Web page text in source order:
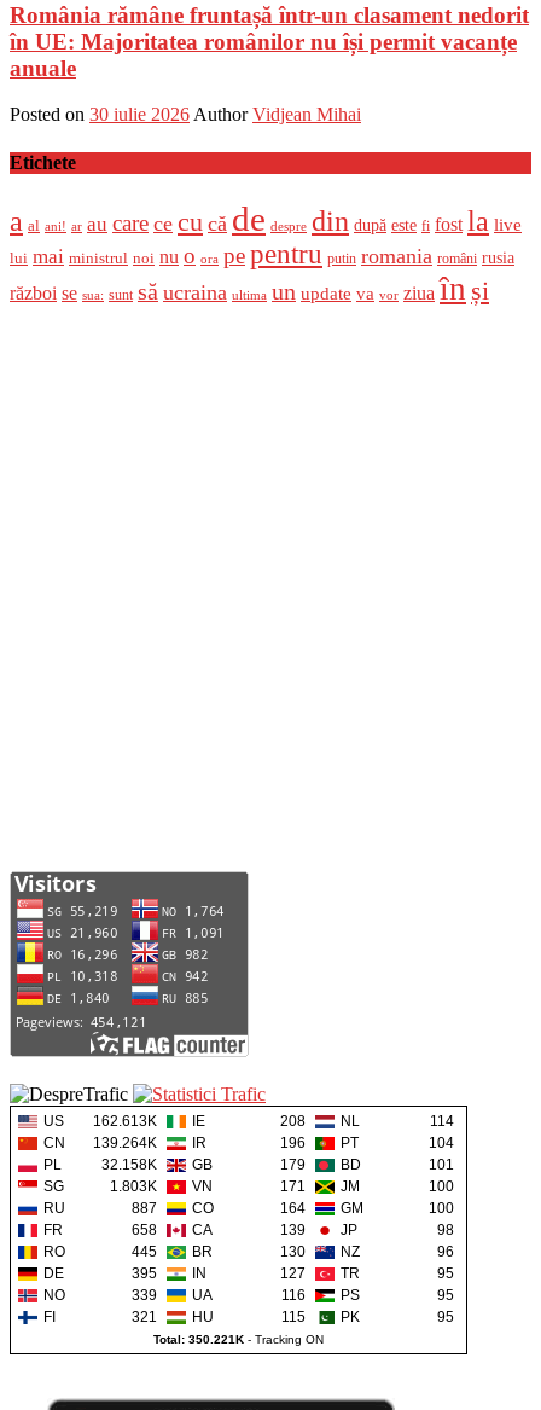
România rămâne fruntașă într-un clasament nedorit
în UE: Majoritatea românilor nu își permit vacanțe
anuale
Posted on 30 iulie 2026 Author Vidjean Mihai
Etichete
a al ani! ar au care ce cu că de despre din după este fi fost la live
lui mai ministrul noi nu o ora pepentru putin romania români rusia
război se sua: sunt să ucraina ultima un update va vor ziua în și
US 162.613K IE 208 NL
114
CN
139.264K IR 196 PT
104
PL
32.158K GB 179 BD
101
SG
1.803K VN 171 JM
100
RU
887 CO 164 GM
100
FR
658 CA 139 JP
98
RO
445 BR 130 NZ
96
DE
395 IN 127 TR
95
NO
339 UA 116 PS
95
FI
321 HU 115 PK 95
Total: 350.221K - Tracking ON